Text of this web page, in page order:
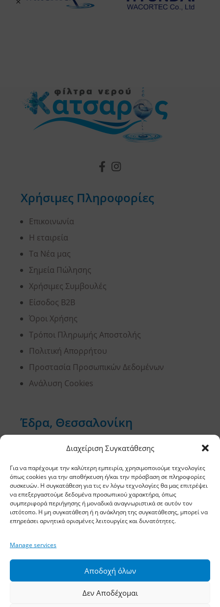
Διαχείριση Συγκατάθεσης
Για να παρέχουμε την καλύτερη εμπειρία, χρησιμοποιούμε τεχνολογίες
όπως cookies για την αποθήκευση ή/και την πρόσβαση σε πληροφορίες
συσκευών. Η συγκατάθεση για τις εν λόγω τεχνολογίες θα μας επιτρέψει
να επεξεργαστούμε δεδομένα προσωπικού χαρακτήρα, όπως
συμπεριφορά περιήγησης ή μοναδικά αναγνωριστικά σε αυτόν τον
ιστότοπο. Η μη συγκατάθεση ή η ανάκληση της συγκατάθεσης, μπορεί να
επηρεάσει αρνητικά ορισμένες λειτουργίες και δυνατότητες.
Manage services
Αποδοχή όλων
Δεν Αποδέχομαι
Χρήσιμες Πληροφορίες
Επικοινωνία
Η εταιρεία
Τα Νέα μας
Σημεία Πώλησης
Χρήσιμες Συμβουλές
Είσοδος B2B
Όροι Χρήσης
Τρόποι Πληρωμής Αποστολής
Πολιτική Απορρήτου
Προστασία Προσωπικών Δεδομένων
Ανάλυση Cookies
Έδρα, Θεσσαλονίκη
Διεύθυνση: 11,5 χλμ Ε.Ο. Θεσσαλονίκης –
Τηλέφωνο:2310 778822–23
Φαξ: 2310 778824
Email:waterpik@otenet.gr
Υποκατάστημα, Αθήνα
Διεύθυνση: Σταδίου 60, Αθήνα, ΤΚ 10564
7–